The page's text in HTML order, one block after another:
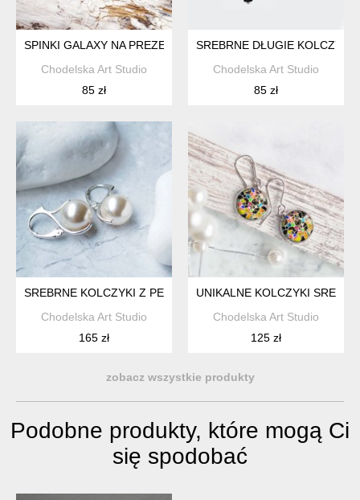
SPINKI GALAXY NA PREZENT- SPINKI MĘSKIE DO MANKIETÓW
Chodelska Art Studio
85 zł
SREBRNE DŁUGIE KOLCZYKI
Chodelska Art Studio
85 zł
SREBRNE KOLCZYKI Z PERŁAMI SWAROVSKI
Chodelska Art Studio
165 zł
UNIKALNE KOLCZYKI
Chodelska Art Studio
125 zł
zobacz wszystkie produkty
Podobne produkty, które mogą Ci
się spodobać